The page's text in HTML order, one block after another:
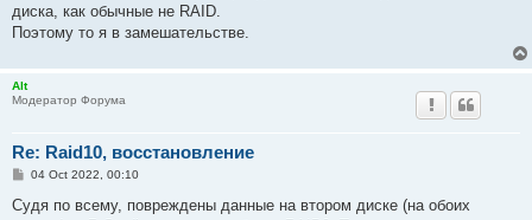
диска, как обычные не RAID.
Поэтому то я в замешательстве.
Alt
Модератор Форума
Re: Raid10, восстановление
P
s
t
04 Oct 2022, 00:10
Судя по всему, повреждены данные на втором диске (на обоих